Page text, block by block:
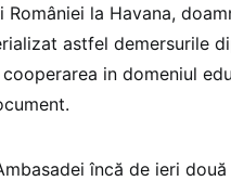
la Havana,
astfel demersurile
in domeniul
încă de ieri